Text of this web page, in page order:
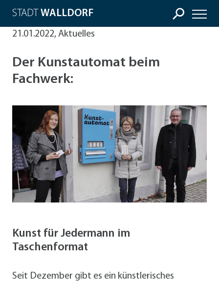
STADT WALLDORF
21.01.2022, Aktuelles
Der Kunstautomat beim
Fachwerk:
Kunst für Jedermann im
Taschenformat
Seit Dezember gibt es ein künstlerisches